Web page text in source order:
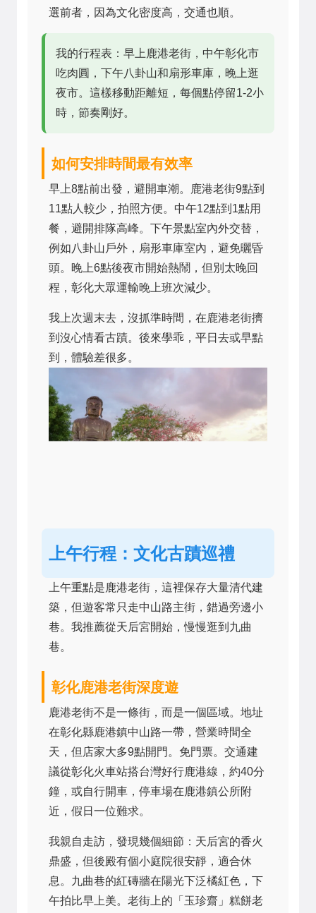
選前者，因為文化密度高，交通也順。
我的行程表：早上鹿港老街，中午彰化市
吃肉圓，下午八卦山和扇形車庫，晚上逛
夜市。這樣移動距離短，每個點停留1-2小
時，節奏剛好。
如何安排時間最有效率
早上8點前出發，避開車潮。鹿港老街9點到
11點人較少，拍照方便。中午12點到1點用
餐，避開排隊高峰。下午景點室內外交替，
例如八卦山戶外，扇形車庫室內，避免曬昏
頭。晚上6點後夜市開始熱鬧，但別太晚回
程，彰化大眾運輸晚上班次減少。
我上次週末去，沒抓準時間，在鹿港老街擠
到沒心情看古蹟。後來學乖，平日去或早點
到，體驗差很多。
上午行程：文化古蹟巡禮
上午重點是鹿港老街，這裡保存大量清代建
築，但遊客常只走中山路主街，錯過旁邊小
巷。我推薦從天后宮開始，慢慢逛到九曲
巷。
彰化鹿港老街深度遊
鹿港老街不是一條街，而是一個區域。地址
在彰化縣鹿港鎮中山路一帶，營業時間全
天，但店家大多9點開門。免門票。交通建
議從彰化火車站搭台灣好行鹿港線，約40分
鐘，或自行開車，停車場在鹿港鎮公所附
近，假日一位難求。
我親自走訪，發現幾個細節：天后宮的香火
鼎盛，但後殿有個小庭院很安靜，適合休
息。九曲巷的紅磚牆在陽光下泛橘紅色，下
午拍比早上美。老街上的「玉珍齋」糕餅老